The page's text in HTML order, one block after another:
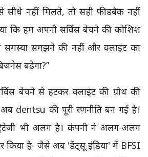
नहीं मिलते, तो सही फीडबैक नहीं
कि हम अपनी सर्विस बेचने की कोशिश
समस्या समझने की नहीं और क्लाइंट का
बढ़ेगा?”
बेचने से हटकर क्लाइंट की ग्रोथ की
dentsu की पूरी रणनीति बन गई है।
भी अलग है। कंपनी ने अलग-अलग
किया है- जैसे अब 'डेंट्सू इंडिया' में BFSI